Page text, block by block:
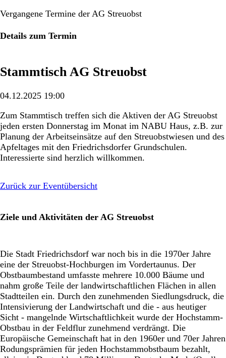
Vergangene Termine der AG Streuobst
Details zum Termin
Stammtisch AG Streuobst
04.12.2025 19:00
Zum Stammtisch treffen sich die Aktiven der AG Streuobst
jeden ersten Donnerstag im Monat im NABU Haus, z.B. zur
Planung der Arbeitseinsätze auf den Streuobstwiesen und des
Apfeltages mit den Friedrichsdorfer Grundschulen.
Interessierte sind herzlich willkommen.
Zurück zur Eventübersicht
Ziele und Aktivitäten der AG Streuobst
Die Stadt Friedrichsdorf war noch bis in die 1970er Jahre
eine der Streuobst-Hochburgen im Vordertaunus. Der
Obstbaumbestand umfasste mehrere 10.000 Bäume und
nahm große Teile der landwirtschaftlichen Flächen in allen
Stadtteilen ein. Durch den zunehmenden Siedlungsdruck, die
Intensivierung der Landwirtschaft und die - aus heutiger
Sicht - mangelnde Wirtschaftlichkeit wurde der Hochstamm-
Obstbau in der Feldflur zunehmend verdrängt. Die
Europäische Gemeinschaft hat in den 1960er und 70er Jahren
Rodungsprämien für jeden Hochstammobstbaum bezahlt,